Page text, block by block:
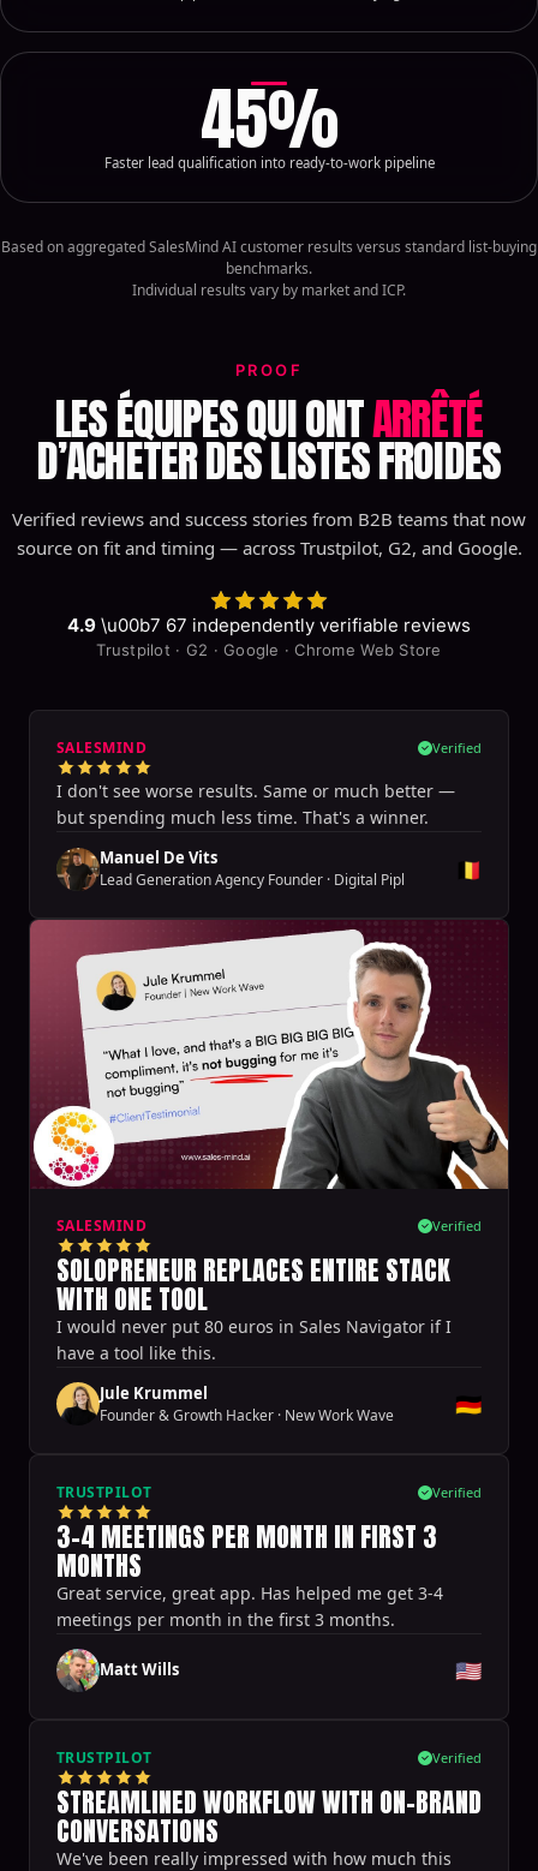
45%
Faster lead qualification into ready-to-work pipeline
Based on aggregated SalesMind AI customer results versus standard list-buying
benchmarks.
Individual results vary by market and ICP.
PROOF
LES ÉQUIPES QUI ONTARRÊTÉ
D’ACHETER DES LISTES FROIDES
Verified reviews and success stories from B2B teams that now
source on fit and timing — across Trustpilot, G2, and Google.
4.9 \u00b7 67 independently verifiable reviews
Trustpilot · G2 · Google · Chrome Web Store
SALESMIND Verified
I don't see worse results. Same or much better —
but spending much less time. That's a winner.
Manuel De Vits
Lead Generation Agency Founder · Digital Pipl 🇧🇪
SALESMIND Verified
SOLOPRENEUR REPLACES ENTIRE STACK
WITH ONE TOOL
I would never put 80 euros in Sales Navigator if I
have a tool like this.
Jule Krummel
Founder & Growth Hacker · New Work Wave 🇩🇪
TRUSTPILOT Verified
3-4 MEETINGS PER MONTH IN FIRST 3
MONTHS
Great service, great app. Has helped me get 3-4
meetings per month in the first 3 months.
Matt Wills 🇺🇸
TRUSTPILOT Verified
STREAMLINED WORKFLOW WITH ON-BRAND
CONVERSATIONS
We've been really impressed with how much this